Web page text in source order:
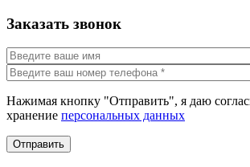
Заказать звонок
Нажимая кнопку "Отправить", я даю
хранение персональных данных
Отправить